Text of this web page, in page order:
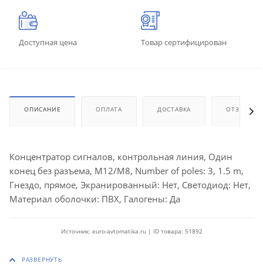
Доступная цена Товар сертифицирован
ОПИСАНИЕ ОПЛАТА ДОСТАВКА ОТЗЫВЫ
Концентратор сигналов, контрольная линия, Один
конец без разъема, M12/M8, Number of poles: 3, 1.5 m,
Гнездо, прямое, Экранированный: Нет, Светодиод: Нет,
Материал оболочки: ПВХ, Галогены: Да
Источник: euro-avtomatika.ru | ID товара: 51892